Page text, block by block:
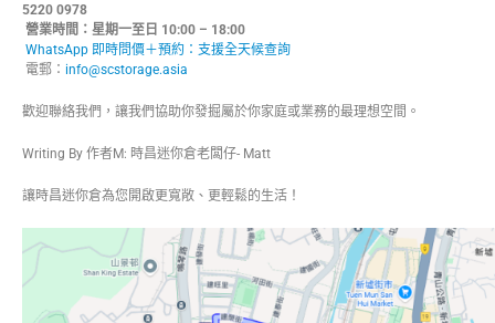
5220 0978
營業時間：星期一至日 10:00 – 18:00
WhatsApp 即時問價＋預約：支援全天候查詢
電郵： info@scstorage.asia
歡迎聯絡我們，讓我們協助你發掘屬於你家庭或業務的最理想空間。
Writing By 作者M: 時昌迷你倉老闆仔- Matt
讓時昌迷你倉為您開啟更寬敞、更輕鬆的生活！